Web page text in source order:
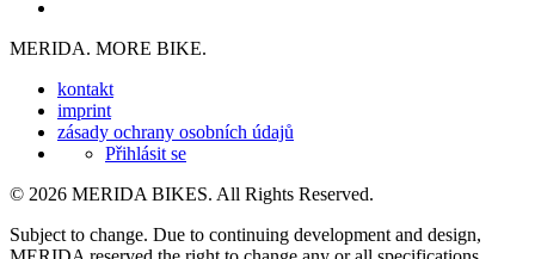
MERIDA. MORE BIKE.
kontakt
imprint
zásady ochrany osobních údajů
Přihlásit se
© 2026 MERIDA BIKES. All Rights Reserved.
Subject to change. Due to continuing development and design,